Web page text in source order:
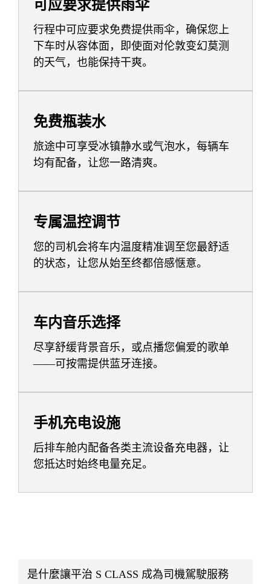
可应要求提供雨伞
行程中可应要求免费提供雨伞，确保您上
下车时从容体面，即使面对伦敦变幻莫测
的天气，也能保持干爽。
免费瓶装水
旅途中可享受冰镇静水或气泡水，每辆车
均有配备，让您一路清爽。
专属温控调节
您的司机会将车内温度精准调至您最舒适
的状态，让您从始至终都倍感惬意。
车内音乐选择
尽享舒缓背景音乐，或点播您偏爱的歌单
——可按需提供蓝牙连接。
手机充电设施
后排车舱内配备各类主流设备充电器，让
您抵达时始终电量充足。
是什麼讓平治 S CLASS 成為司機駕駛服務